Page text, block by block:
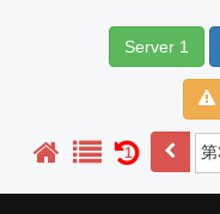
Server 1
1